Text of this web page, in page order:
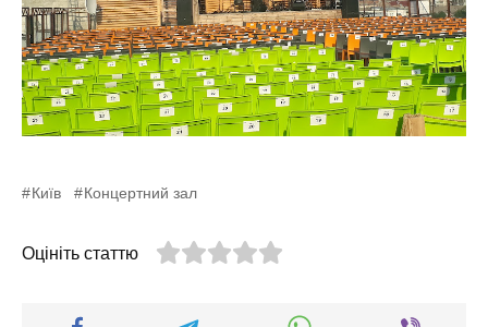
Київ Концертний зал
Оцініть статтю